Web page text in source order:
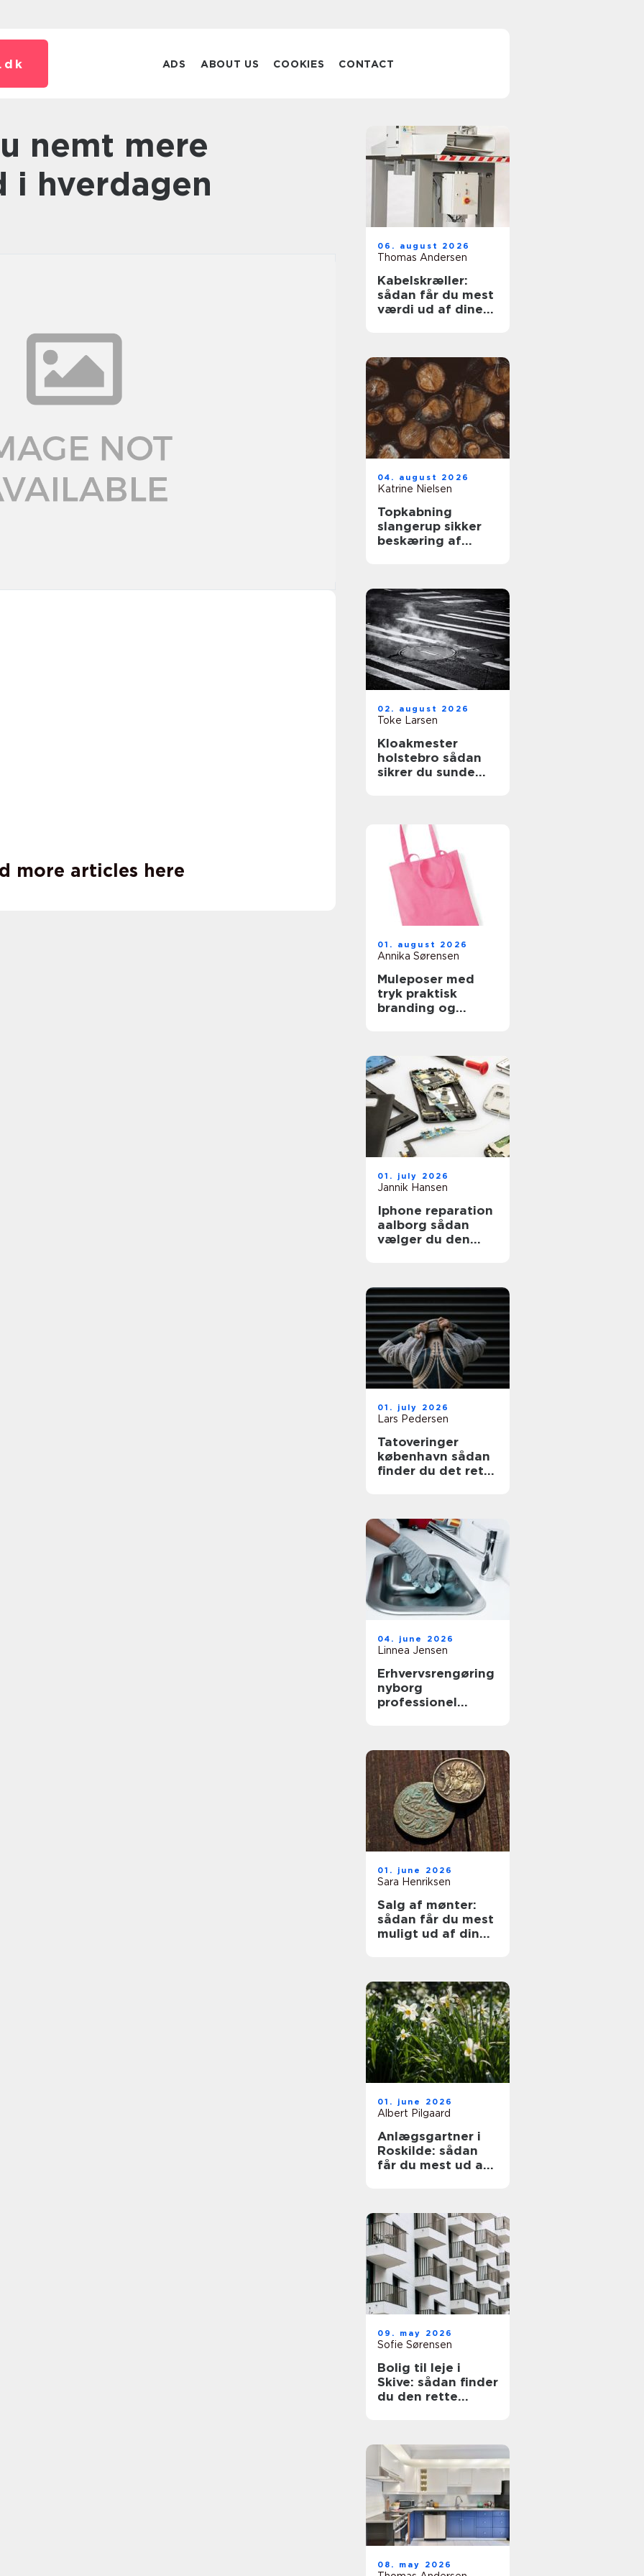
dk ADS ABOUT US COOKIES CONTACT
i hverdagen
more articles here
06. august 2026
Thomas Andersen
Kabelskræller:
sådan får du mest
værdi ud af dine
04. august 2026
Katrine Nielsen
Topkabning
slangerup sikker
beskæring af
02. august 2026
Toke Larsen
Kloakmester
holstebro sådan
sikrer du sunde
01. august 2026
Annika Sørensen
Muleposer med
tryk praktisk
branding og
01. july 2026
Jannik Hansen
Iphone reparation
aalborg sådan
vælger du den
01. july 2026
Lars Pedersen
Tatoveringer
københavn sådan
finder du det rette
04. june 2026
Linnea Jensen
Erhvervsrengøring
nyborg
professionel
01. june 2026
Sara Henriksen
Salg af mønter:
sådan får du mest
muligt ud af din
01. june 2026
Albert Pilgaard
Anlægsgartner i
Roskilde: sådan
får du mest ud af
09. may 2026
Sofie Sørensen
Bolig til leje i
Skive: sådan finder
du den rette
08. may 2026